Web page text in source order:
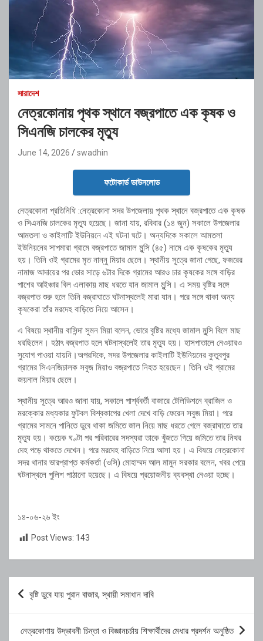
সারাদেশ
নেত্রকোনায় পৃথক স্থানে বজ্রপাতে এক কৃষক ও
সিএনজি চালকের মৃত্যু
June 14, 2026 swadhin
ফটোকার্ড ডাউনলোড
নেত্রকোনা প্রতিনিধি :নেত্রকোনা সদর উপজেলায় পৃথক স্থানে বজ্রপাতে এক কৃষক
ও সিএনজি চালকের মৃত্যু হয়েছে। জানা যায়, রবিবার (১৪ জুন) সকালে উপজেলার
আমতলা ও কাইলাটি ইউনিয়নে এই ঘটনা ঘটে। অন্যদিকে সকালে আমতলা
ইউনিয়নের সাপমারা গ্রামে বজ্রপাতে জামাল মুন্সি (৪৫) নামে এক কৃষকের মৃত্যু
হয়। তিনি ওই গ্রামের মৃত নান্নু মিয়ার ছেলে। স্থানীয় সূত্রে জানা গেছে, ফজরের
নামাজ আদায়ের পর ভোর সাড়ে ৬টার দিকে গ্রামের আরও চার কৃষকের সঙ্গে বাড়ির
পাশের আইঞ্চার বিল এলাকায় মাছ ধরতে যান জামাল মুন্সি। এ সময় বৃষ্টির সঙ্গে
বজ্রপাত শুরু হলে তিনি বজ্রাঘাতে ঘটনাস্থলেই মারা যান। পরে সঙ্গে থাকা অন্য
কৃষকেরা তাঁর মরদেহ বাড়িতে নিয়ে আসেন।
এ বিষয়ে স্থানীয় বাসিন্দা সুমন মিয়া বলেন, ভোরে বৃষ্টির মধ্যে জামাল মুন্সি বিলে মাছ
ধরছিলেন। হঠাৎ বজ্রপাত হলে ঘটনাস্থলেই তার মৃত্যু হয়। হাসপাতালে নেওয়ারও
সুযোগ পাওয়া যায়নি।অপরদিকে, সদর উপজেলার কাইলাটি ইউনিয়নের কুতুবপুর
গ্রামের সিএনজিচালক সবুজ মিয়াও বজ্রপাতে নিহত হয়েছেন। তিনি ওই গ্রামের
জয়নাল মিয়ার ছেলে।
স্থানীয় সূত্রে আরও জানা যায়, সকালে পার্শ্ববর্তী বাজারে টেলিভিশনে ব্রাজিল ও
মরক্কোর মধ্যকার ফুটবল বিশ্বকাপের খেলা দেখে বাড়ি ফেরেন সবুজ মিয়া। পরে
গ্রামের সামনে পানিতে ডুবে থাকা জমিতে জাল নিয়ে মাছ ধরতে গেলে বজ্রাঘাতে তার
মৃত্যু হয়। কয়েক ঘণ্টা পর পরিবারের সদস্যরা তাকে খুঁজতে গিয়ে জমিতে তার নিথর
দেহ পড়ে থাকতে দেখেন। পরে মরদেহ বাড়িতে নিয়ে আসা হয়। এ বিষয়ে নেত্রকোনা
সদর থানার ভারপ্রাপ্ত কর্মকর্তা (ওসি) মোহাম্মদ আল মামুন সরকার বলেন, খবর পেয়ে
ঘটনাস্থলে পুলিশ পাঠানো হয়েছে। এ বিষয়ে প্রয়োজনীয় ব্যবস্থা নেওয়া হচ্ছে।
১৪-০৬-২৬ ইং
Post Views: 143
Post
navigation
বৃষ্টি ডুবে যায় পুরান বাজার, স্থায়ী সমাধান দাবি
নেত্রকোণায় উদ্ভাবনী চিন্তা ও বিজ্ঞানচর্চায় শিক্ষার্থীদের মেধার প্রদর্শন অনুষ্ঠিত